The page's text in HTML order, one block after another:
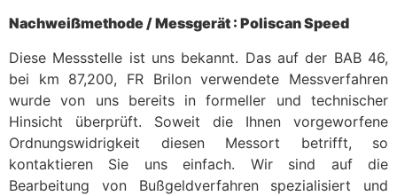
Nachweißmethode / Messgerät : Poliscan Speed
Diese Messstelle ist uns bekannt. Das auf der BAB 46,
bei km 87,200, FR Brilon verwendete Messverfahren
wurde von uns bereits in formeller und technischer
Hinsicht überprüft. Soweit die Ihnen vorgeworfene
Ordnungswidrigkeit diesen Messort betrifft, so
kontaktieren Sie uns einfach. Wir sind auf die
Bearbeitung von Bußgeldverfahren spezialisiert und